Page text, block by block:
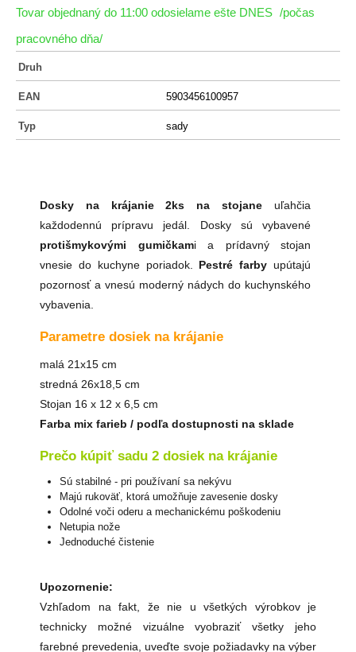
Tovar objednaný do 11:00 odosielame ešte DNES /počas
pracovného dňa/
Druh
EAN 5903456100957
Typ sady
Dosky na krájanie 2ks na stojane uľahčia
každodennú prípravu jedál. Dosky sú vybavené
protišmykovými gumičkami a prídavný stojan
vnesie do kuchyne poriadok. Pestré farby upútajú
pozornosť a vnesú moderný nádych do kuchynského
vybavenia.
Parametre dosiek na krájanie
malá 21x15 cm
stredná 26x18,5 cm
Stojan 16 x 12 x 6,5 cm
Farba mix farieb / podľa dostupnosti na sklade
Prečo kúpiť sadu 2 dosiek na krájanie
Sú stabilné - pri používaní sa nekývu
Majú rukoväť, ktorá umožňuje zavesenie dosky
Odolné voči oderu a mechanickému poškodeniu
Netupia nože
Jednoduché čistenie
Upozornenie:
Vzhľadom na fakt, že nie u všetkých výrobkov je
technicky možné vizuálne vyobraziť všetky jeho
farebné prevedenia, uveďte svoje požiadavky na výber